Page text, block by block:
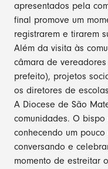
apresentados pela
final promove um
registrarem e tirarem
Além da visita às
câmara de
prefeito), projetos
os diretores de
A Diocese de São
comunidades. O
conhecendo um
conversando e
momento de estreitar